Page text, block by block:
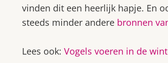
vinden dit een heerlijk hapje. En
steeds minder andere bronnen
Lees ook: Vogels voeren in de